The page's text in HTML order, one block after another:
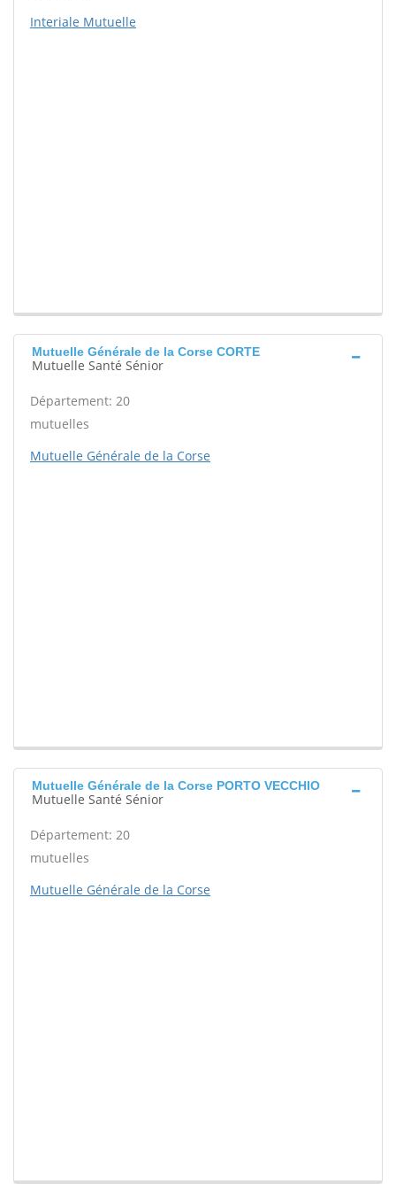
Interiale Mutuelle
Mutuelle Générale de la Corse CORTE
Mutuelle Santé Sénior
Département: 20
mutuelles
Mutuelle Générale de la Corse
Mutuelle Générale de la Corse PORTO VECCHIO
Mutuelle Santé Sénior
Département: 20
mutuelles
Mutuelle Générale de la Corse